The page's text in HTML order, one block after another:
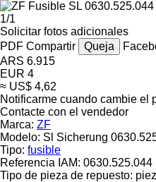
1/1
Solicitar fotos adicionales
PDF Compartir Queja
ARS 6.915
EUR 4
≈ US$ 4,62
Notificarme cuando cambie el
Contacte con el vendedor
Marca: ZF
Modelo: Sl Sicherung
Tipo: fusible
Referencia IAM: 0630.525.044
Tipo de pieza de repuesto: